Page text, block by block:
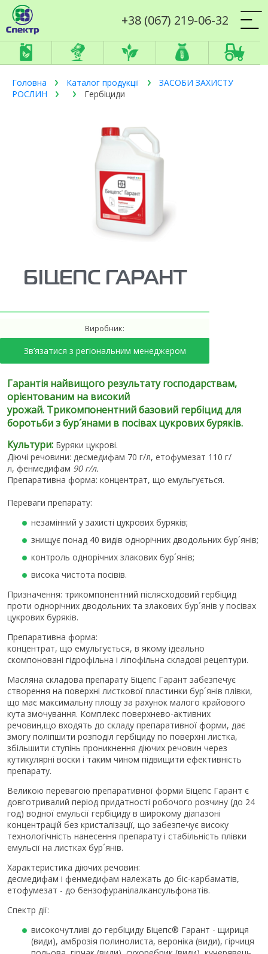
+38 (067) 219-06-32
Головна Каталог продукції
ЗАСОБИ ЗАХИСТУ
РОСЛИН
Гербіциди
БІЦЕПС ГАРАНТ
Виробник:
Зв’язатися з регіональним менеджером
Гарантія найвищого результату господарствам,
орієнтованим на високий
урожай. Трикомпонентний базовий гербіцид для
боротьби з бур´янами в посівах цукрових буряків.
Культури: Буряки цукрові.
Діючі речовини: десмедифам 70 г/л, етофумезат 110 г/
л, фенмедифам 90 г/л.
Препаративна форма: концентрат, що емульгується.
Переваги препарату:
незамінний у захисті цукрових буряків;
знищує понад 40 видів однорічних дводольних бур´янів;
контроль однорічних злакових бур´янів;
висока чистота посівів.
Призначення: трикомпонентний післясходовий гербіцид
проти однорічних дводольних та злакових бур´янів у посівах
цукрових буряків.
Препаративна форма:
концентрат, що емульгується, в якому ідеально
скомпоновані гідрофільна і ліпофільна складові рецептури.
Масляна складова препарату Біцепс Гарант забезпечує
створення на поверхні листкової пластинки бур´янів плівки,
що має максимальну площу за рахунок малого крайового
кута змочування. Комплекс поверхнево-активних
речовин,що входять до складу препаративної форми, дає
змогу поліпшити розподіл гербіциду по поверхні листка,
збільшити ступінь проникнення діючих речовин через
кутикулярні воски і таким чином підвищити ефективність
препарату.
Великою перевагою препаративної форми Біцепс Гарант є
довготривалий період придатності робочого розчину (до 24
год) водної емульсії гербіциду в широкому діапазоні
концентрацій без кристалізації, що забезпечує високу
технологічність нанесення препарату і стабільність плівки
емульсії на листках бур´янів.
Характеристика діючих речовин:
десмедифам і фенмедифам належать до біс-карбаматів,
етофумезат - до бензофуранілалкансульфонатів.
Спектр дії:
високочутливі до гербіциду Біцепс® Гарант - щириця
(види), амброзія полинолиста, вероніка (види), гірчиця